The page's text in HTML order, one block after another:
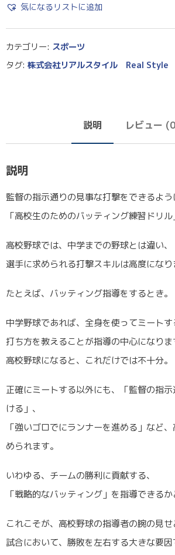
気になるリストに追加
カテゴリー: スポーツ
タグ: 株式会社リアルスタイル Real Style
説明 レビュー
説明
監督の指示通りの見事な打撃をできるよう
「高校生のためのバッティング練習ドリル
高校野球では、中学までの野球とは違い、
選手に求められる打撃スキルは高度になり
たとえば、バッティング指導をするとき。
中学野球であれば、全身を使ってミートす
打ち方を教えることが指導の中心になりま
高校野球になると、これだけでは不十分。
正確にミートする以外にも、「監督の指
ける」、
「強いゴロでにランナーを進める」など
められます。
いわゆる、チームの勝利に貢献する、
「戦略的なバッティング」を指導できるか
これこそが、高校野球の指導者の腕の見せ
試合において、勝敗を左右する大きな要因